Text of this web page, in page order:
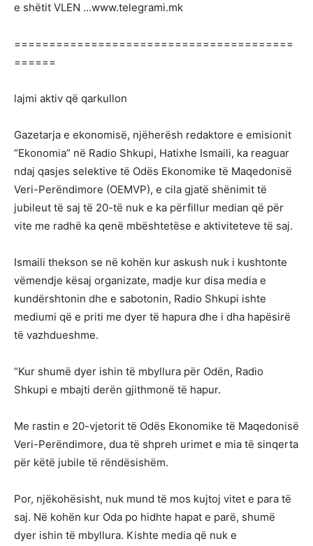
e shëtit VLEN …www.telegrami.mk
========================================
======
lajmi aktiv që qarkullon
Gazetarja e ekonomisë, njëherësh redaktore e emisionit
“Ekonomia” në Radio Shkupi, Hatixhe Ismaili, ka reaguar
ndaj qasjes selektive të Odës Ekonomike të Maqedonisë
Veri-Perëndimore (OEMVP), e cila gjatë shënimit të
jubileut të saj të 20-të nuk e ka përfillur median që për
vite me radhë ka qenë mbështetëse e aktiviteteve të saj.
Ismaili thekson se në kohën kur askush nuk i kushtonte
vëmendje kësaj organizate, madje kur disa media e
kundërshtonin dhe e sabotonin, Radio Shkupi ishte
mediumi që e priti me dyer të hapura dhe i dha hapësirë
të vazhdueshme.
“Kur shumë dyer ishin të mbyllura për Odën, Radio
Shkupi e mbajti derën gjithmonë të hapur.
Me rastin e 20-vjetorit të Odës Ekonomike të Maqedonisë
Veri-Perëndimore, dua të shpreh urimet e mia të sinqerta
për këtë jubile të rëndësishëm.
Por, njëkohësisht, nuk mund të mos kujtoj vitet e para të
saj. Në kohën kur Oda po hidhte hapat e parë, shumë
dyer ishin të mbyllura. Kishte media që nuk e